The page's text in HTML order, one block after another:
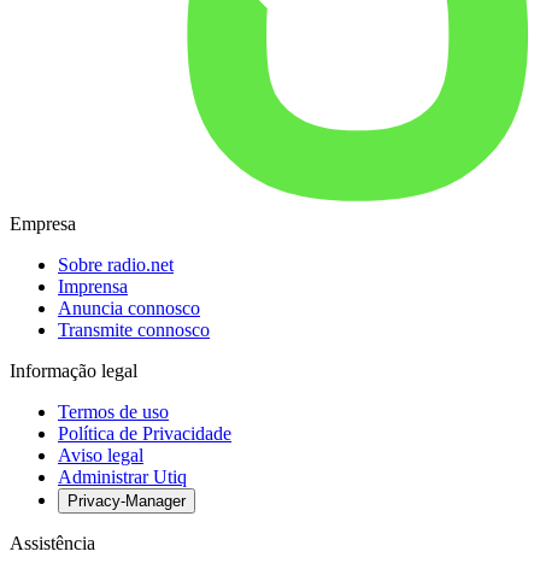
Empresa
Sobre radio.net
Imprensa
Anuncia connosco
Transmite connosco
Informação legal
Termos de uso
Política de Privacidade
Aviso legal
Administrar Utiq
Privacy-Manager
Assistência